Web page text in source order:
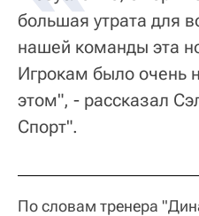
большая утрата для
нашей команды эта
Игрокам было очень
этом", - рассказал
Спорт".
По словам тренера